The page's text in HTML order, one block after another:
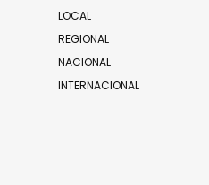
LOCAL
REGIONAL
NACIONAL
INTERNACIONAL